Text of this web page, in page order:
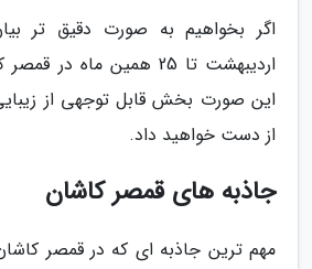
اردیبهشت تا 25 همین ماه
این صورت بخش قابل توجهی از
از دست خواهید داد.
جاذبه های قمصر کاشان
مهم ترین جاذبه ای که در قمصر